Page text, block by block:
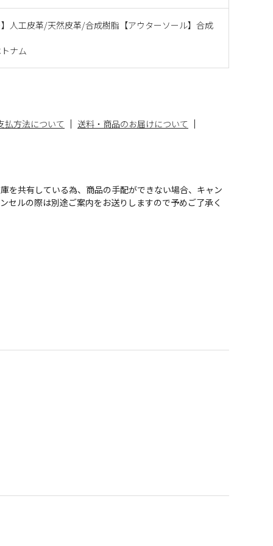
】人工皮革/天然皮革/合成樹脂【アウターソール】合成
ナム
払方法について
送料・商品のお届けについて
を共有している為、商品の手配ができない場合、キャン
セルの際は別途ご案内をお送りしますので予めご了承く